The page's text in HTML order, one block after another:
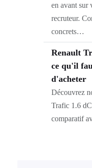
en avant sur
recruteur.
concrets…
Renault
ce qu'il
d'acheter
Découvrez
Trafic 1.6
comparatif